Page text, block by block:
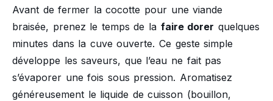
Avant de fermer la cocotte pour une viande
braisée, prenez le temps de la faire dorer quelques
minutes dans la cuve ouverte. Ce geste simple
développe les saveurs, que l’eau ne fait pas
s’évaporer une fois sous pression. Aromatisez
généreusement le liquide de cuisson (bouillon,